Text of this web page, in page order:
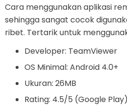
Cara menggunakan aplikasi
sehingga sangat cocok
ribet. Tertarik untuk
Developer: TeamViewer
OS Minimal: Android 4.0+
Ukuran: 26MB
Rating: 4.5/5 (Google Play)